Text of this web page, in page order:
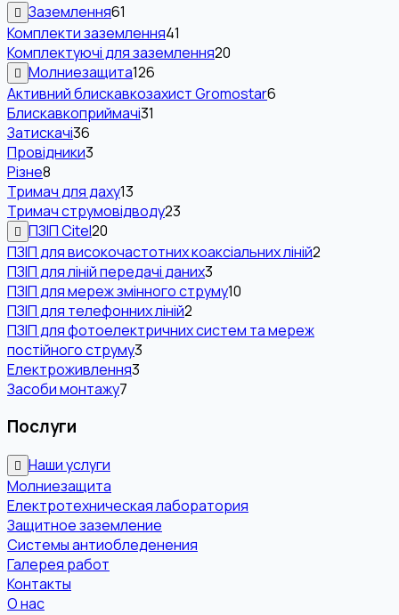
Заземлення61
Комплекти заземлення41
Комплектуючі для заземлення20
Молниезащита126
Активний блискавкозахист Gromostar6
Блискавкоприймачі31
Затискачі36
Провідники3
Різне8
Тримач для даху13
Тримач струмовідводу23
ПЗІП Citel20
ПЗІП для високочастотних коаксіальних ліній2
ПЗІП для ліній передачі даних3
ПЗІП для мереж змінного струму10
ПЗІП для телефонних ліній2
ПЗІП для фотоелектричних систем та мереж
постійного струму3
Електроживлення3
Засоби монтажу7
Послуги
Наши услуги
Молниезащита
Електротехническая лаборатория
Защитное заземление
Системы антиобледенения
Галерея работ
Контакты
О нас